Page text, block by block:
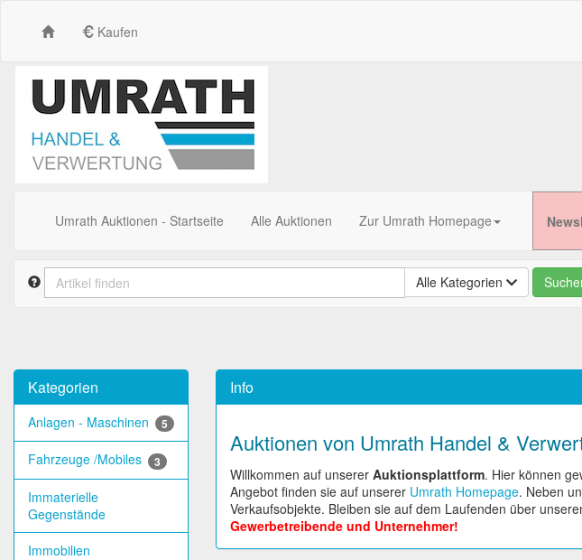
Kaufen
Umrath Auktionen - Startseite Alle Auktionen Zur Umrath Homepage
Alle Kategorien
Kategorien
Anlagen - Maschinen 5
Fahrzeuge /Mobiles 3
Immaterielle
Gegenstände
Immobilien
Info
Auktionen von Umrath Handel &
Willkommen auf unserer Auktionsplattform. Hier können
Angebot finden sie auf unserer Umrath Homepage. Neben
Verkaufsobjekte. Bleiben sie auf dem Laufenden über
Gewerbetreibende und Unternehmer!